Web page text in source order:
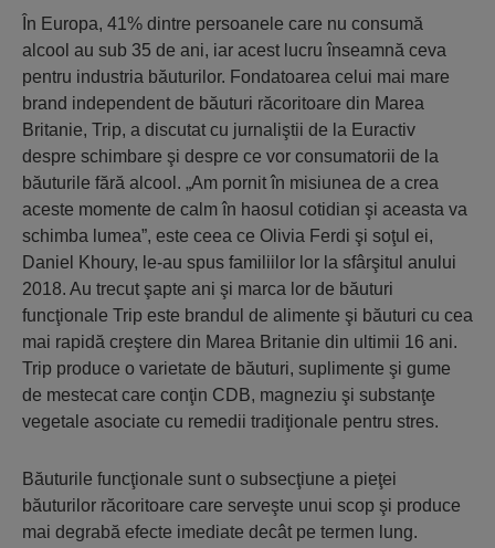
În Europa, 41% dintre persoanele care nu consumă
alcool au sub 35 de ani, iar acest lucru înseamnă ceva
pentru industria băuturilor. Fondatoarea celui mai mare
brand independent de băuturi răcoritoare din Marea
Britanie, Trip, a discutat cu jurnaliştii de la Euractiv
despre schimbare şi despre ce vor consumatorii de la
băuturile fără alcool. „Am pornit în misiunea de a crea
aceste momente de calm în haosul cotidian şi aceasta va
schimba lumea”, este ceea ce Olivia Ferdi şi soţul ei,
Daniel Khoury, le-au spus familiilor lor la sfârşitul anului
2018. Au trecut şapte ani şi marca lor de băuturi
funcţionale Trip este brandul de alimente şi băuturi cu cea
mai rapidă creştere din Marea Britanie din ultimii 16 ani.
Trip produce o varietate de băuturi, suplimente şi gume
de mestecat care conţin CDB, magneziu şi substanţe
vegetale asociate cu remedii tradiţionale pentru stres.
Băuturile funcţionale sunt o subsecţiune a pieţei
băuturilor răcoritoare care serveşte unui scop şi produce
mai degrabă efecte imediate decât pe termen lung.